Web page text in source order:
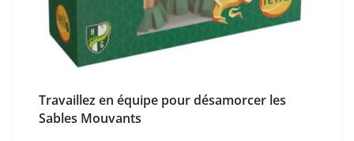
Travaillez en équipe pour désamorcer les
Sables Mouvants